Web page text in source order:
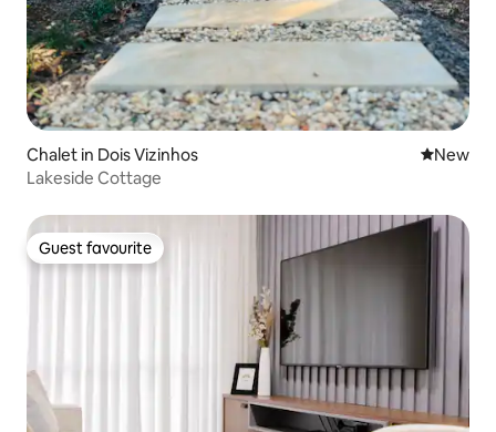
Chalet in Dois Vizinhos New
New
Lakeside Cottage
Guest favourite
Guest favourite